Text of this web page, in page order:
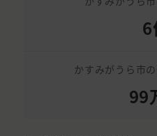
6
かすみがうら市
99